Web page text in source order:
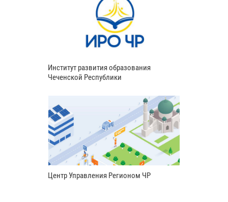
Институт развития образования
Чеченской Республики
Центр Управления Регионом ЧР